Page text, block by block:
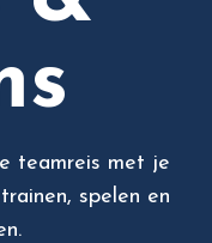
teamreis met je
spelen en